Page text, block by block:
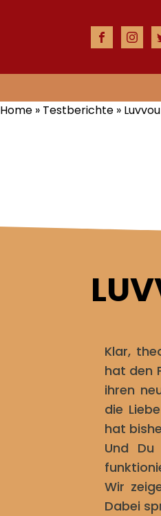
Home » Testberichte » Luvvou
Klar,
hat den
ihren
die
hat
Und
Wir
Dabei